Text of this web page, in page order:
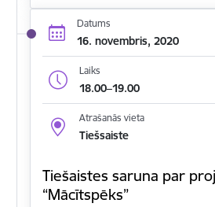
Datums
16. novembris, 2020
Laiks
18.00–19.00
Atrašanās vieta
Tiešsaiste
Tiešaistes saruna par
“Mācītspēks”